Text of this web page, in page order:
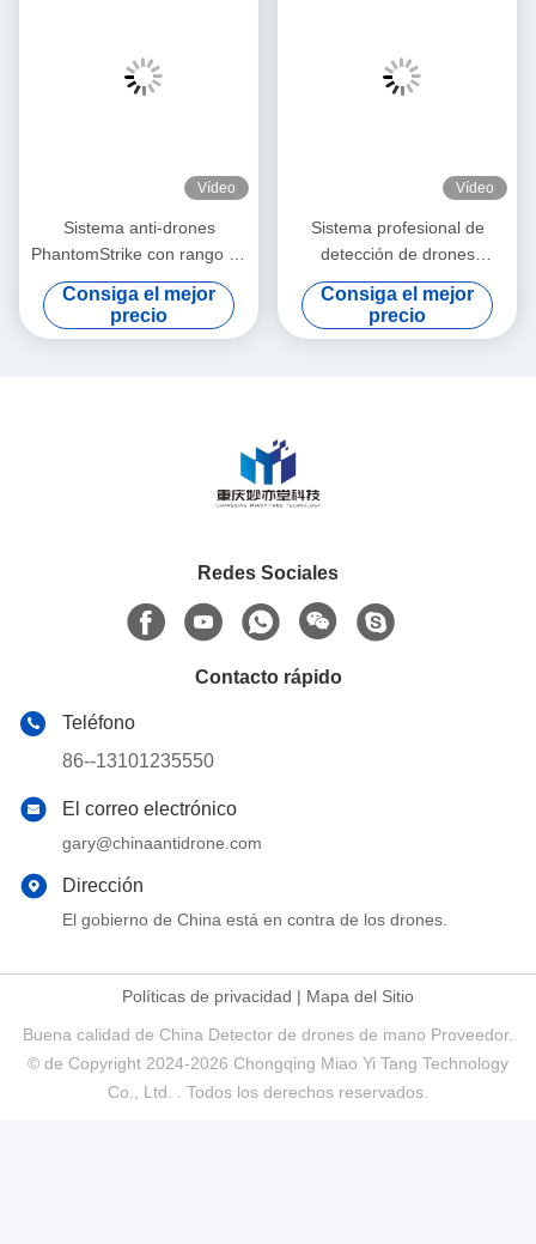
Vídeo
Sistema anti-drones
PhantomStrike con rango de
detección ≥ 10 km y rango
anti-drones ≥ 3 km con
detección de múltiples
Consiga el mejor
precio
Vídeo
Sistema profesional de
detección de drones
Intercepción de FPV de
alcance de 12 km
Seguimiento de ubicación
Consiga el mejor
precio
Redes Sociales
Contacto rápido
Teléfono
86--13101235550
El correo electrónico
gary@chinaantidrone.com
Dirección
El gobierno de China está en contra de los drones.
Políticas de privacidad | Mapa del Sitio
Buena calidad de China Detector de drones de mano Proveedor.
© de Copyright 2024-2026 Chongqing Miao Yi Tang Technology
Co., Ltd. . Todos los derechos reservados.